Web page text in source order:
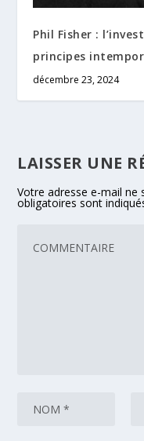
Phil Fisher :
principes
décembre 23, 2024
LAISSER UNE
Votre adresse e-mail ne
obligatoires sont